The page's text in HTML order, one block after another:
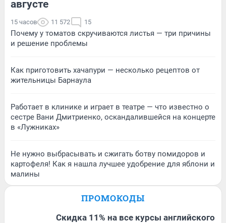
августе
15 часов 11 572 15
Почему у томатов скручиваются листья — три причины
и решение проблемы
Как приготовить хачапури — несколько рецептов от
жительницы Барнаула
Работает в клинике и играет в театре — что известно о
сестре Вани Дмитриенко, оскандалившейся на концерте
в «Лужниках»
Не нужно выбрасывать и сжигать ботву помидоров и
картофеля! Как я нашла лучшее удобрение для яблони и
малины
ПРОМОКОДЫ
Скидка 11% на все курсы английского